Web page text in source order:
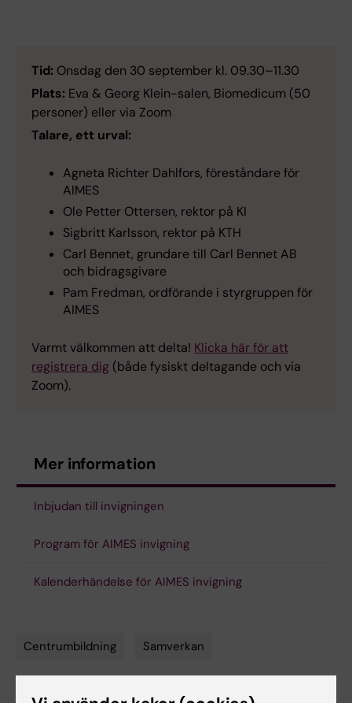
Tid: Onsdag den 30 september kl. 09.30–11.30
Plats: Eva & Georg Klein-salen, Biomedicum (50
personer) eller via Zoom
Talare, ett urval:
Agneta Richter Dahlfors, föreståndare för
AIMES
Ole Petter Ottersen, rektor på KI
Sigbritt Karlsson, rektor på KTH
Carl Bennet, grundare till Carl Bennet AB
och bidragsgivare
Pam Fredman, ordförande i styrgruppen för
AIMES
Varmt välkommen att delta! Klicka här för att
registrera dig (både fysiskt deltagande och via
Zoom).
Mer information
Inbjudan till invigningen
Program för AIMES invigning
Kalenderhändelse för AIMES invigning
Centrumbildning Samverkan